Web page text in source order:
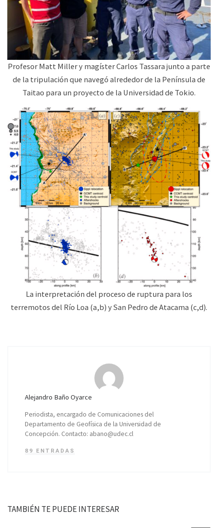
Profesor Matt Miller y magíster Carlos Tassara junto a parte
de la tripulación que navegó alrededor de la Península de
Taitao para un proyecto de la Universidad de Tokio.
La interpretación del proceso de ruptura para los
terremotos del Río Loa (a,b) y San Pedro de Atacama (c,d).
Alejandro Baño Oyarce
Periodista, encargado de Comunicaciones del
Departamento de Geofísica de la Universidad de
Concepción. Contacto: abano@udec.cl
89 ENTRADAS
TAMBIÉN TE PUEDE INTERESAR